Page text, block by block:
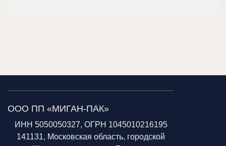
ООО ПП «МИГАН-ПАК»
ИНН 5050050327, ОГРН 1045010216195
141131, Московская область, городской